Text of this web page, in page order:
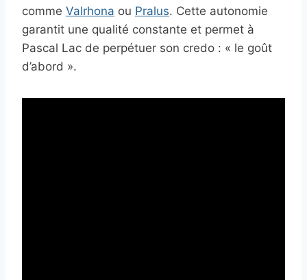
comme Valrhona ou Pralus. Cette autonomie
garantit une qualité constante et permet à
Pascal Lac de perpétuer son credo : « le goût
d’abord ».